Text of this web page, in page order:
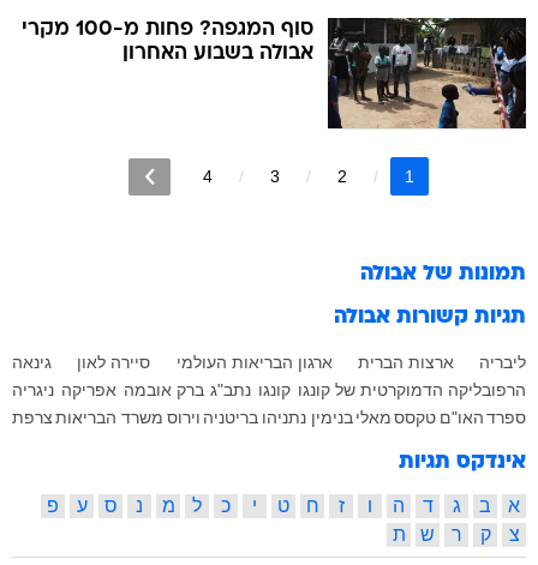
סוף המגפה? פחות מ-100 מקרי
אבולה בשבוע האחרון
1
2
3
4
תמונות של אבולה
תגיות קשורות אבולה
ליבריה ארצות הברית ארגון הבריאות העולמי סיירה לאון
גינאה
הרפובליקה הדמוקרטית של קונגו קונגו נתב"ג ברק אובמה אפריקה ניגריה
ספרדהאו"ם טקסס מאלי בנימין נתניהו בריטניה וירוס משרד הבריאות צרפת
אינדקס תגיות
א ב ג ד ה ו ז ח ט י כ ל מ נ ס ע
פ
צ
ק ר ש ת